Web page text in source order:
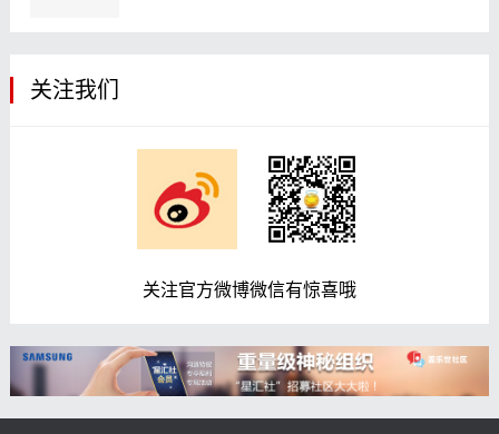
关注我们
关注官方微博微信有惊喜哦